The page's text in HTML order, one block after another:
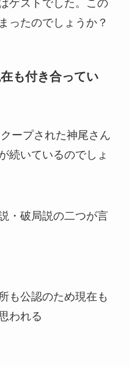
ゲストでした。この
ったのでしょうか？
も付き合ってい
ープされた神尾さん
続いているのでしょ
・破局説の二つが言
も公認のため現在も
われる